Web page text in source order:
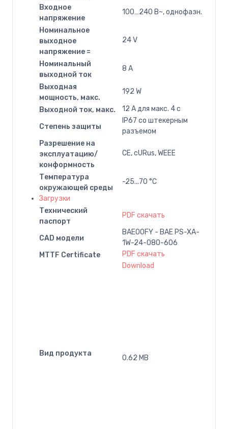
Входное
напряжение
100…240 В~, однофазн.
Номинальное
выходное
напряжение =
24 V
Номинальный
выходной ток
8 A
Выходная
мощность, макс.
192 W
Выходной ток, макс. 12 A для макс. 4 с
Степень защиты
IP67 со штекерным
разъемом
Разрешение на
эксплуатацию/
конформность
CE, cURus, WEEE
Температура
окружающей среды
-25...70 °C
Загрузки
Технический
паспорт
PDF скачать
CAD модели
BAE00FY - BAE PS-XA-
1W-24-080-606
MTTF Certificate
PDF скачать
Вид продукта
Download
0.62 MB